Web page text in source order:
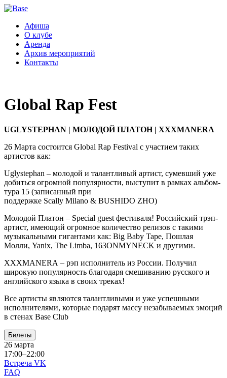
Афиша
О клубе
Аренда
Архив мероприятий
Контакты
Global Rap Fest
UGLYSTEPHAN | МОЛОДОЙ ПЛАТОН | XXXMANERA
26 Марта состоится Global Rap Festival с участием таких
артистов как:
Uglystephan – молодой и талантливый артист, сумевший уже
добиться огромной популярности, выступит в рамках альбом-
тура 15 (записанный при
поддержке Scally Milano & BUSHIDO ZHO)
Молодой Платон – Special guest фестиваля! Российский трэп-
артист, имеющий огромное количество релизов с такими
музыкальными гигантами как: Big Baby Tape, Пошлая
Молли, Yanix, The Limba, 163ONMYNECK и другими.
XXXMANERA – рэп исполнитель из России. Получил
широкую популярность благодаря смешиванию русского и
английского языка в своих треках!
Все артисты являются талантливыми и уже успешными
исполнителями, которые подарят массу незабываемых эмоций
в стенах Base Club
Билеты
26 марта
17:00–22:00
Встреча VK
FAQ